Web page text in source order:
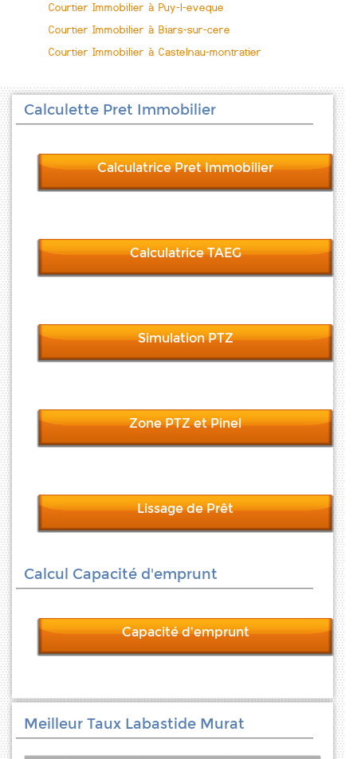
Courtier Immobilier à Puy-l-eveque
Courtier Immobilier à Biars-sur-cere
Courtier Immobilier à Castelnau-montratier
Calculette Pret Immobilier
Calculatrice Pret Immobilier
Calculatrice TAEG
Simulation PTZ
Zone PTZ et Pinel
Lissage de Prêt
Calcul Capacité d'emprunt
Capacité d'emprunt
Meilleur Taux Labastide Murat